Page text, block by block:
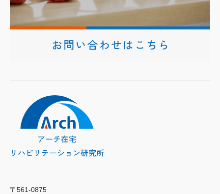
〒561-0875